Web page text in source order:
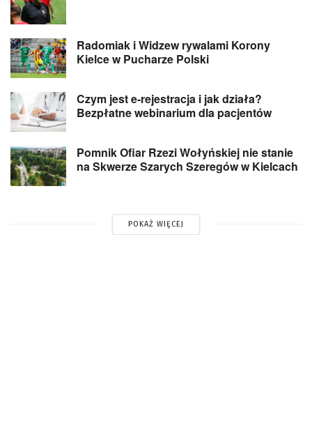
Radomiak i Widzew rywalami Korony
Kielce w Pucharze Polski
Czym jest e-rejestracja i jak działa?
Bezpłatne webinarium dla pacjentów
Pomnik Ofiar Rzezi Wołyńskiej nie stanie
na Skwerze Szarych Szeregów w Kielcach
POKAŻ WIĘCEJ